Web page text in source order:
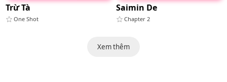
Trừ Tà
One Shot
Saimin De
Chapter 2
Xem thêm